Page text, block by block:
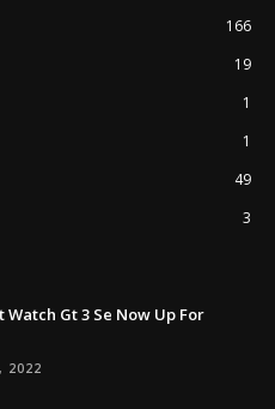
166
19
1
1
49
3
Watch Gt 3 Se Now Up For
2022